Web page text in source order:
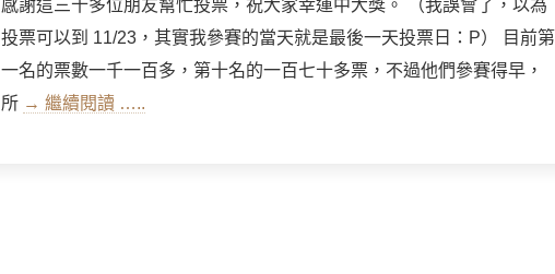
感謝這三十多位朋友幫忙投票，祝大家幸運中大獎。 （我誤會了，以為
投票可以到 11/23，其實我參賽的當天就是最後一天投票日：P） 目前第
一名的票數一千一百多，第十名的一百七十多票，不過他們參賽得早，
所 → 繼續閱讀 …..